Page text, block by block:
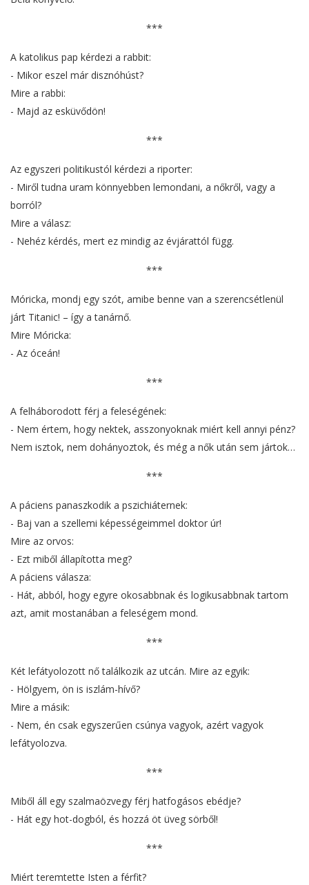
***
A katolikus pap kérdezi a rabbit:
- Mikor eszel már disznóhúst?
Mire a rabbi:
- Majd az esküvődön!
***
Az egyszeri politikustól kérdezi a riporter:
- Miről tudna uram könnyebben lemondani, a nőkről, vagy a
borról?
Mire a válasz:
- Nehéz kérdés, mert ez mindig az évjárattól függ.
***
Móricka, mondj egy szót, amibe benne van a szerencsétlenül
járt Titanic! – így a tanárnő.
Mire Móricka:
- Az óceán!
***
A felháborodott férj a feleségének:
- Nem értem, hogy nektek, asszonyoknak miért kell annyi pénz?
Nem isztok, nem dohányoztok, és még a nők után sem jártok…
***
A páciens panaszkodik a pszichiáternek:
- Baj van a szellemi képességeimmel doktor úr!
Mire az orvos:
- Ezt miből állapította meg?
A páciens válasza:
- Hát, abból, hogy egyre okosabbnak és logikusabbnak tartom
azt, amit mostanában a feleségem mond.
***
Két lefátyolozott nő találkozik az utcán. Mire az egyik:
- Hölgyem, ön is iszlám-hívő?
Mire a másik:
- Nem, én csak egyszerűen csúnya vagyok, azért vagyok
lefátyolozva.
***
Miből áll egy szalmaözvegy férj hatfogásos ebédje?
- Hát egy hot-dogból, és hozzá öt üveg sörből!
***
Miért teremtette Isten a férfit?